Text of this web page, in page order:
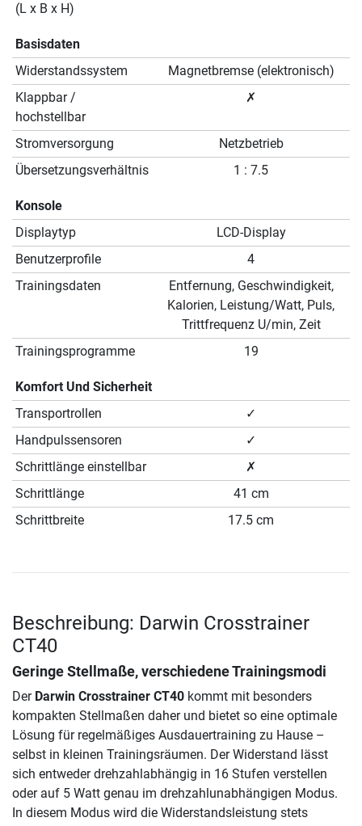
(L x B x H)
Basisdaten
Widerstandssystem
Magnetbremse (elektronisch)
Klappbar /
hochstellbar
✗
Stromversorgung
Netzbetrieb
Übersetzungsverhältnis
1 : 7.5
Konsole
Displaytyp
LCD-Display
Benutzerprofile
4
Trainingsdaten
Entfernung, Geschwindigkeit,
Kalorien, Leistung/Watt, Puls,
Trittfrequenz U/min, Zeit
Trainingsprogramme
19
Komfort Und Sicherheit
Transportrollen
✓
Handpulssensoren
✓
Schrittlänge einstellbar
✗
Schrittlänge
41 cm
Schrittbreite
17.5 cm
Beschreibung: Darwin Crosstrainer
CT40
Geringe Stellmaße, verschiedene Trainingsmodi
Der Darwin Crosstrainer CT40 kommt mit besonders
kompakten Stellmaßen daher und bietet so eine optimale
Lösung für regelmäßiges Ausdauertraining zu Hause –
selbst in kleinen Trainingsräumen. Der Widerstand lässt
sich entweder drehzahlabhängig in 16 Stufen verstellen
oder auf 5 Watt genau im drehzahlunabhängigen Modus.
In diesem Modus wird die Widerstandsleistung stets